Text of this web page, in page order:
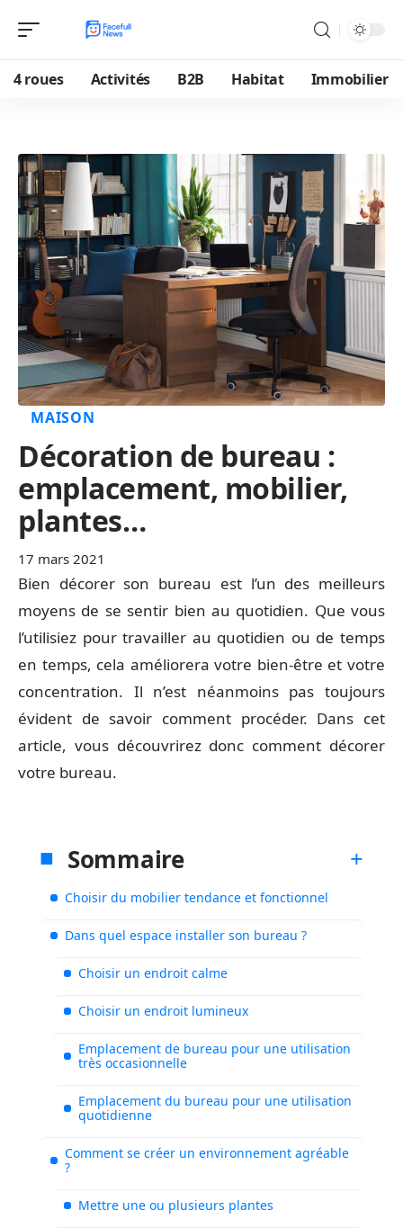
4 roues Activités B2B Habitat Immobilier
MAISON
Décoration de bureau :
emplacement, mobilier,
plantes…
17 mars 2021
Bien décorer son bureau est l’un des meilleurs
moyens de se sentir bien au quotidien. Que vous
l’utilisiez pour travailler au quotidien ou de temps
en temps, cela améliorera votre bien-être et votre
concentration. Il n’est néanmoins pas toujours
évident de savoir comment procéder. Dans cet
article, vous découvrirez donc comment décorer
votre bureau.
Sommaire
Choisir du mobilier tendance et fonctionnel
Dans quel espace installer son bureau ?
Choisir un endroit calme
Choisir un endroit lumineux
Emplacement de bureau pour une utilisation
très occasionnelle
Emplacement du bureau pour une utilisation
quotidienne
Comment se créer un environnement agréable
?
Mettre une ou plusieurs plantes